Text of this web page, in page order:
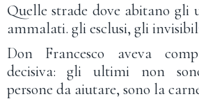
Quelle strade dove abitano gli
ammalati. gli esclusi, gli
Don Francesco aveva
decisiva: gli ultimi non
persone da aiutare, sono la